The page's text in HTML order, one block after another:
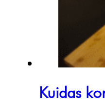
Kuidas